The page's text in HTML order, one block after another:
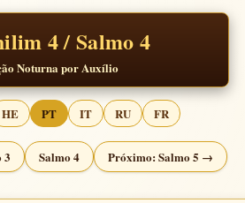
4 / Salmo 4
Noturna por Auxílio
HE PT IT RU FR
3 Salmo 4 Próximo: Salmo 5 →